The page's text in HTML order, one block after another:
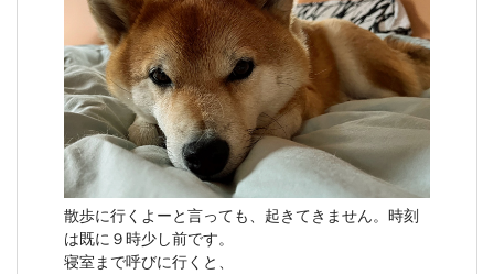
散歩に行くよーと言っても、起きてきません。時刻
は既に９時少し前です。
寝室まで呼びに行くと、